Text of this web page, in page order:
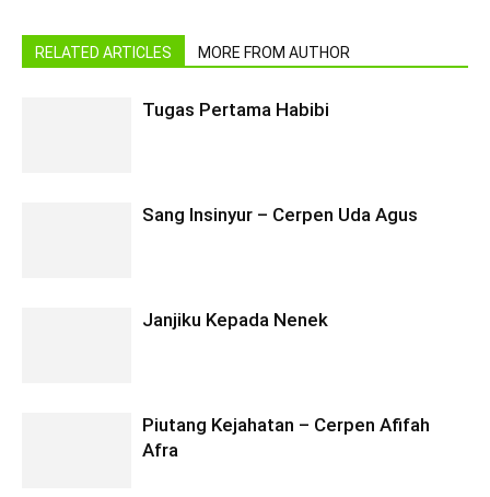
RELATED ARTICLES MORE FROM AUTHOR
Tugas Pertama Habibi
Sang Insinyur – Cerpen Uda Agus
Janjiku Kepada Nenek
Piutang Kejahatan – Cerpen Afifah
Afra